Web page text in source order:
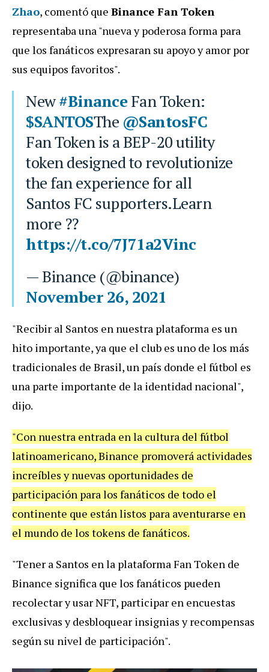
Zhao, comentó que Binance Fan Token
representaba una "nueva y poderosa forma para
que los fanáticos expresaran su apoyo y amor por
sus equipos favoritos".
New#BinanceFan Token:
$SANTOSThe @SantosFC
Fan Token is a BEP-20 utility
token designed to revolutionize
the fan experience for all
Santos FC supporters.Learn
more ??
https://t.co/7J71a2Vinc
— Binance (@binance)
November 26, 2021
"Recibir al Santos en nuestra plataforma es un
hito importante, ya que el club es uno de los más
tradicionales de Brasil, un país donde el fútbol es
una parte importante de la identidad nacional",
dijo.
"Con nuestra entrada en la cultura del fútbol
latinoamericano, Binance promoverá actividades
increíbles y nuevas oportunidades de
participación para los fanáticos de todo el
continente que están listos para aventurarse en
el mundo de los tokens de fanáticos.
"Tener a Santos en la plataforma Fan Token de
Binance significa que los fanáticos pueden
recolectar y usar NFT, participar en encuestas
exclusivas y desbloquear insignias y recompensas
según su nivel de participación".